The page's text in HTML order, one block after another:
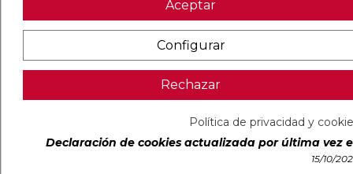
favorite
Aceptar
Configurar
Rechazar
Política de privacidad y
Declaración de cookies actualizada por última vez
15/10/